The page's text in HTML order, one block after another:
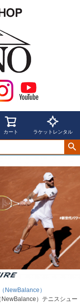
カート ラケットレンタル
NewBalance）
）テニスシュー